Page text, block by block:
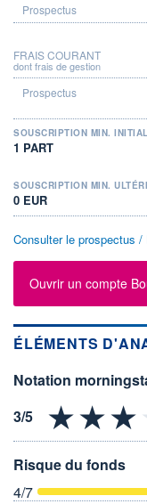
FRAIS COURANT
dont frais de gestion
SOUSCRIPTION MIN.
1 PART
SOUSCRIPTION MIN.
0 EUR
Consulter le prospectus /
Ouvrir un compte
ÉLÉMENTS
Notation
Risque du fonds
4/7